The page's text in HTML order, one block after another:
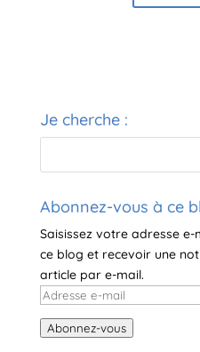
n
a
v
:
Je cherche :
Abonnez-vous à ce
Saisissez votre adresse
ce blog et recevoir une
article par e-mail.
Adresse
e-
mail
Abonnez-vous